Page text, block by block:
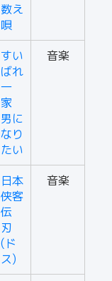
数え
唄
すい
ばれ
一
家
男に
なり
たい
音楽
日本
侠客
伝
刃
(ド
ス)
音楽